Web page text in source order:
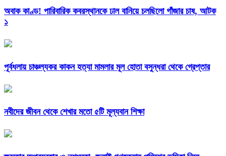
অবাক কাণ্ড! পারিবারিক কবরস্থানকে ঢাল বানিয়ে চলছিলো গাঁজার চাষ, আটক
১
পূর্বধলায় চাঞ্চল্যকর কাকন হত্যা মামলার মূল হোতা বসুন্ধরা থেকে গ্রেপ্তার
নবীদের জীবন থেকে শেখার মতো ৫টি মূল্যবান শিক্ষা